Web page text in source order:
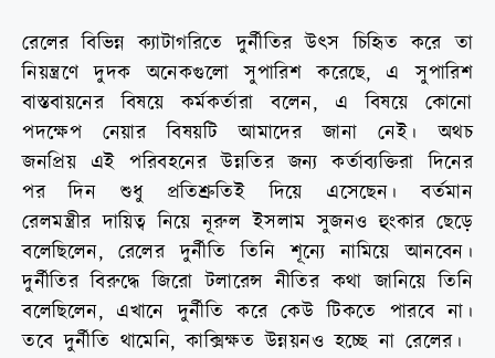
রেলের বিভিন্ন ক্যাটাগরিতে দুর্নীতির উৎস চিহিৃত করে তা
নিয়ন্ত্রণে দুদক অনেকগুলো সুপারিশ করেছে, এ সুপারিশ
বাস্তবায়নের বিষয়ে কর্মকর্তারা বলেন, এ বিষয়ে কোনো
পদক্ষেপ নেয়ার বিষয়টি আমাদের জানা নেই। অথচ
জনপ্রিয় এই পরিবহনের উন্নতির জন্য কর্তাব্যক্তিরা দিনের
পর দিন শুধু প্রতিশ্রুতিই দিয়ে এসেছেন। বর্তমান
রেলমন্ত্রীর দায়িত্ব নিয়ে নূরুল ইসলাম সুজনও হুংকার ছেড়ে
বলেছিলেন, রেলের দুর্নীতি তিনি শূন্যে নামিয়ে আনবেন।
দুর্নীতির বিরুদ্ধে জিরো টলারেন্স নীতির কথা জানিয়ে তিনি
বলেছিলেন, এখানে দুর্নীতি করে কেউ টিকতে পারবে না।
তবে দুর্নীতি থামেনি, কাক্সিক্ষত উন্নয়নও হচ্ছে না রেলের।